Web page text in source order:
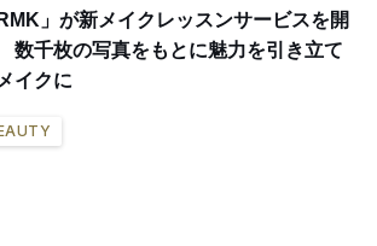
RMK」が新メイクレッスンサービスを開
千枚の写真をもとに魅力を引き立て
イクに